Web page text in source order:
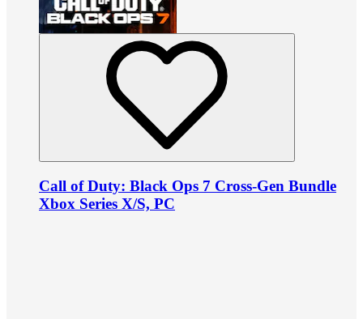
Call of Duty: Black Ops 7 Cross-Gen Bundle
Xbox Series X/S, PC